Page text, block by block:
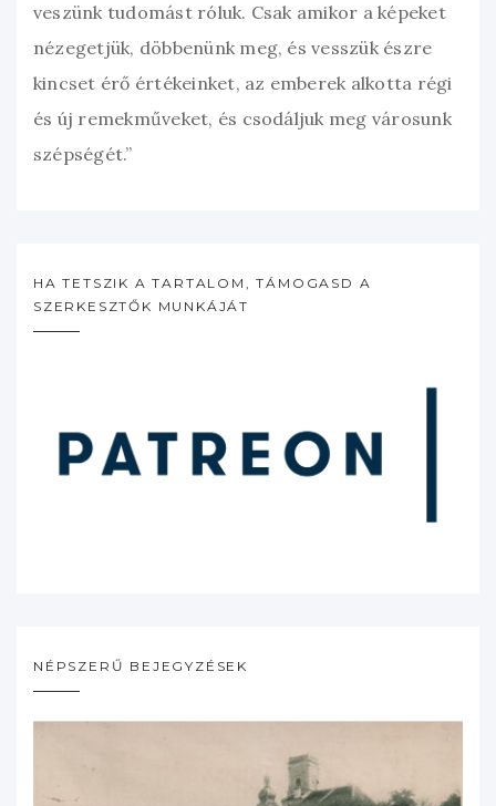
veszünk tudomást róluk. Csak amikor a képeket
nézegetjük, döbbenünk meg, és vesszük észre
kincset érő értékeinket, az emberek alkotta régi
és új remekműveket, és csodáljuk meg városunk
szépségét.”
HA TETSZIK A TARTALOM, TÁMOGASD A
SZERKESZTŐK MUNKÁJÁT
NÉPSZERŰ BEJEGYZÉSEK